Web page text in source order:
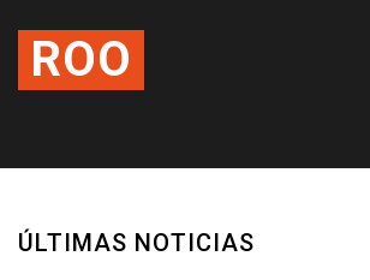
ROO
ÚLTIMAS NOTICIAS